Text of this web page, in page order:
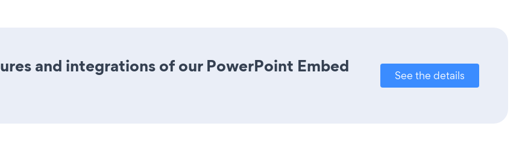
and integrations of our PowerPoint Embed
See the details